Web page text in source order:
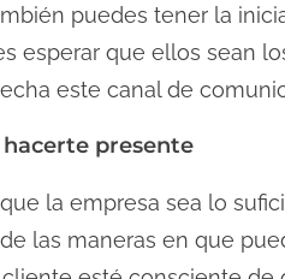
puedes tener la
esperar que ellos sean
este canal de
presente
la empresa sea lo
las maneras en que